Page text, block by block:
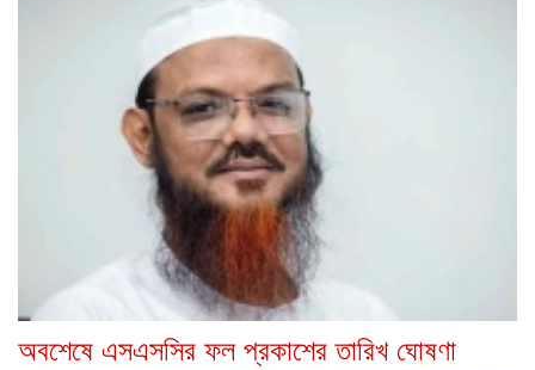
অবশেষে এসএসসির ফল প্রকাশের তারিখ ঘোষণা